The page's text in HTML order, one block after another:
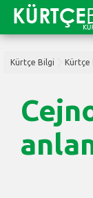
Kürtçe Bilgi Kürtçe